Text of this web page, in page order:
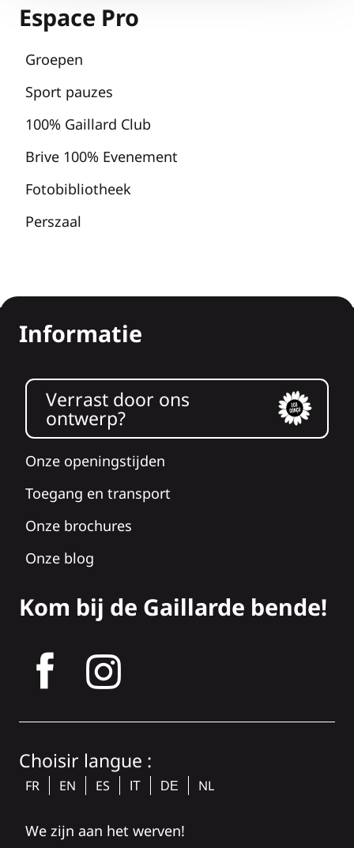
Espace Pro
Groepen
Sport pauzes
100% Gaillard Club
Brive 100% Evenement
Fotobibliotheek
Perszaal
Informatie
Verrast door ons
ontwerp?
Onze openingstijden
Toegang en transport
Onze brochures
Onze blog
Kom bij de Gaillarde bende!
Choisir langue :
FR EN ES IT DE NL
We zijn aan het werven!